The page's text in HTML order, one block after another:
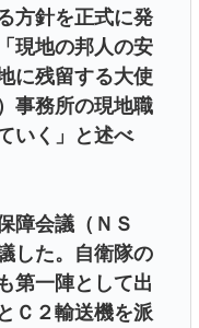
方針を正式に発
現地の邦人の安
に残留する大使
事務所の現地職
いく」と述べ
障会議（ＮＳ
した。自衛隊の
第一陣として出
Ｃ２輸送機を派